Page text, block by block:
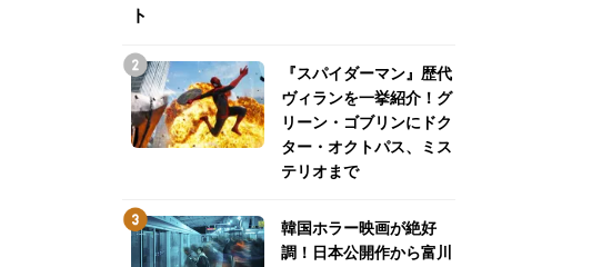
ト
『スパイダーマン』歴代
ヴィランを一挙紹介！グ
リーン・ゴブリンにドク
ター・オクトパス、ミス
テリオまで
韓国ホラー映画が絶好
調！日本公開作から富川